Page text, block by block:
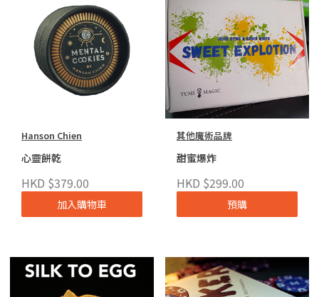
Hanson Chien
心靈餅乾
HKD $379.00
加入購物車
其他魔術品牌
甜蜜爆炸
HKD $299.00
預購